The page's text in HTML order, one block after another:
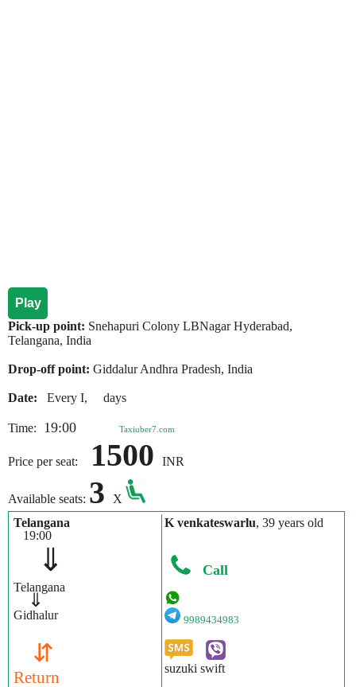
Play
Pick-up point: Snehapuri Colony LBNagar Hyderabad,
Telangana, India
Drop-off point: Giddalur Andhra Pradesh, India
Date: Every I, days
Time: 19:00 Taxiuber7.com
Price per seat: 1500 INR
Available seats: 3
X
Telangana
19:00
⇓
Telangana
⇓
Gidhalur
⇵
Return
K venkateswarlu, 39 years old
Call
9989434983
suzuki swift